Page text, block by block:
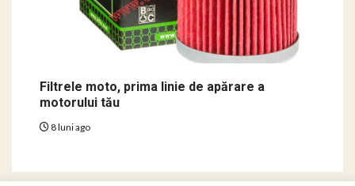
Filtrele moto, prima linie de apărare a
motorului tău
8 luni ago